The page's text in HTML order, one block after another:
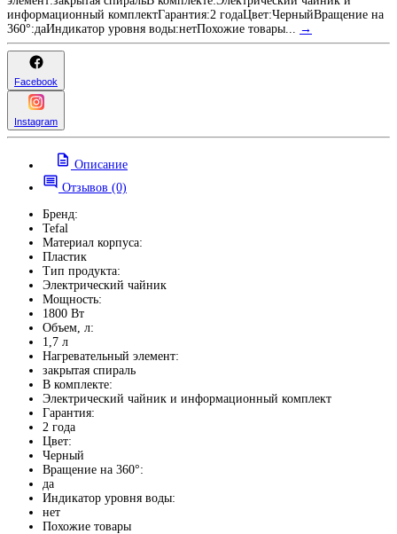
информационный комплектГарантия:2 годаЦвет:ЧерныйВращение на
360°:даИндикатор уровня воды:нетПохожие товары...
→
Facebook
Instagram
Описание
Отзывов (0)
Бренд:
Tefal
Материал корпуса:
Пластик
Тип продукта:
Электрический чайник
Мощность:
1800 Вт
Объем, л:
1,7 л
Нагревательный элемент:
закрытая спираль
В комплекте:
Электрический чайник и информационный комплект
Гарантия:
2 года
Цвет:
Черный
Вращение на 360°:
да
Индикатор уровня воды:
нет
Похожие товары